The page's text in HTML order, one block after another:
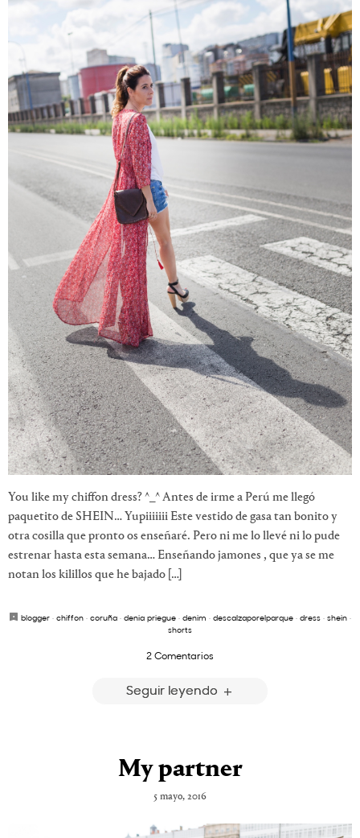
You like my chiffon dress? ^_^ Antes de irme a Perú me llegó
paquetito de SHEIN… Yupiiiiiii Este vestido de gasa tan bonito y
otra cosilla que pronto os enseñaré. Pero ni me lo llevé ni lo pude
estrenar hasta esta semana… Enseñando jamones , que ya se me
notan los kilillos que he bajado […]
blogger · chiffon · coruña · denia priegue · denim · descalzaporelparque · dress · shein ·
shorts
2 Comentarios
Seguir leyendo
My partner
5 mayo, 2016